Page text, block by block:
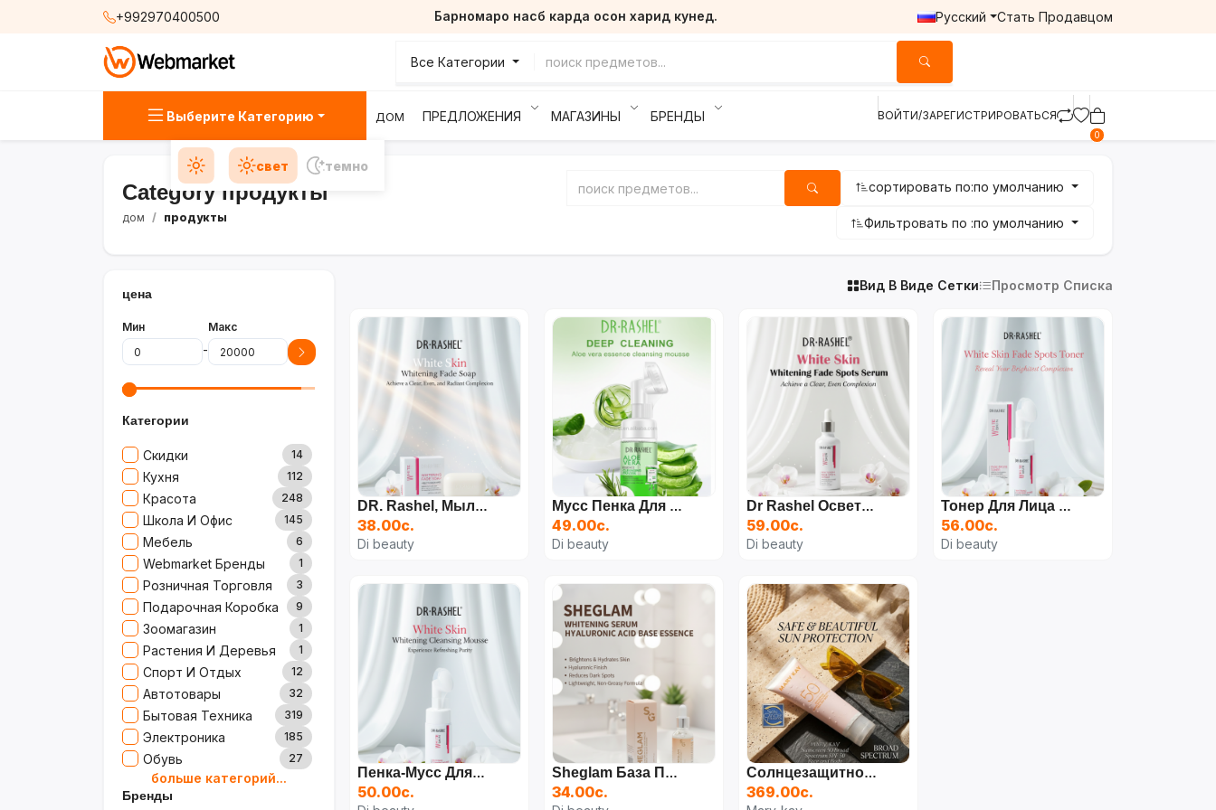
+992970400500 Барномаро насб карда осон харид кунед. Русский Стать Продавцом
Все Категории
Выберите Категорию ДОМ ПРЕДЛОЖЕНИЯ МАГАЗИНЫ БРЕНДЫ ВОЙТИ/ЗАРЕГИСТРИРОВАТЬСЯ
0
свет темно
Category продукты
дом продукты
сортировать по:по умолчанию
Фильтровать по :по умолчанию
цена
Мин
-
Макс
Категории
Скидки 14
Кухня 112
Красота 248
Школа И Офис 145
Мебель 6
Webmarket Бренды 1
Розничная Торговля 3
Подарочная Коробка 9
Зоомагазин 1
Растения И Деревья 1
Спорт И Отдых 12
Автотовары 32
Бытовая Техника 319
Электроника 185
Обувь 27
Товары Для Дома
Ювелирные Изделия
больше категорий...
Бренды
Вид В Виде Сетки Просмотр Списка
DR. Rashel, Мыло Отбеливающее Для Лица И Тела, Против Прыщей, Угрей И Акне, 100 Г
38.00с.
Di beauty
Мусс Пенка Для Умывания Лица Dr Rashel, 125 Г
49.00с.
Di beauty
Dr Rashel Осветляющая Серия По Уходу За Кожей Whitening Fade Spots Skin Care Series 4шт
59.00с.
Di beauty
Тонер Для Лица Dr.Rashel Whitening Fade Spots Toner DRL-1698, 100 Мл
56.00с.
Di beauty
Пенка-Мусс Для Лица Dr.Rashel, Whitening Cleansing Mousse, 115 Мл
50.00с.
Sheglam База Под Макияж, Основа Для Лица, Для Всех Типов Кожи, 100 Мл
34.00с.
Солнцезащитное Средство Mary Kay SPF 50+
369.00с.